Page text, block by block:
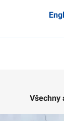
Všechny